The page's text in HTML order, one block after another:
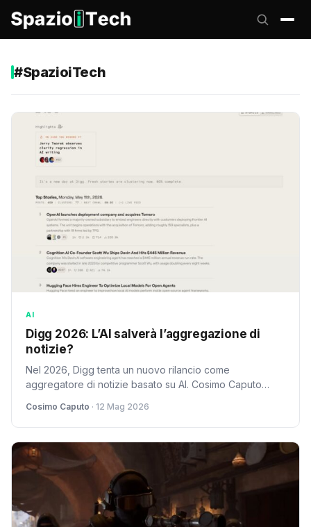
#SpazioiTech
AI
Digg 2026: L’AI salverà l’aggregazione di
notizie?
Nel 2026, Digg tenta un nuovo rilancio come
aggregatore di notizie basato su AI. Cosimo Caputo
influente e degno di attenzione?
Cosimo Caputo · 12 Mag 2026